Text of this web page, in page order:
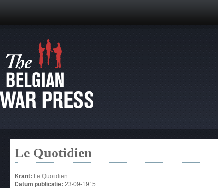
Le Quotidien
Krant: Le Quotidien
Datum publicatie: 23-09-1915